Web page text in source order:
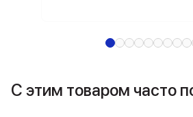
С этим товаром часто